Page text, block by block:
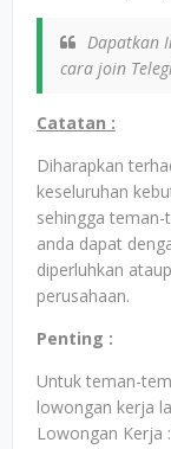
Dapatkan
cara join
Catatan :
Diharapkan
keseluruhan
sehingga
anda dapat
diperluhkan
perusahaan.
Penting :
Untuk teman-
lowongan kerja
Lowongan Kerja :